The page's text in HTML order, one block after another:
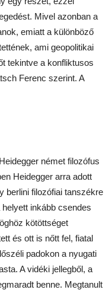
Mivel azonban a
emiatt a különböző
ami geopolitikai
tekintve a konfliktusos
Ferenc szerint. A
német filozófus
Heidegger arra adott
berlini filozófiai tanszékre
inkább csendes
kötöttséget
és ott is nőtt fel, fiatal
padokon a nyugati
A vidéki jellegből, a
benne. Megtanult